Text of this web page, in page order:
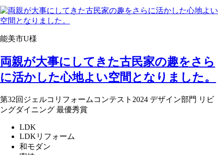
能美市U様
両親が大事にしてきた古民家の趣をさら
に活かした心地よい空間となりました。
第32回ジェルコリフォームコンテスト2024 デザイン部門 リビ
ングダイニング 最優秀賞
LDK
LDKリフォーム
和モダン